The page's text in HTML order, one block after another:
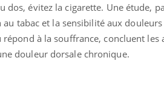
dos, évitez la cigarette. Une étude,
tabac et la sensibilité aux
à la souffrance, concluent les
douleur dorsale chronique.